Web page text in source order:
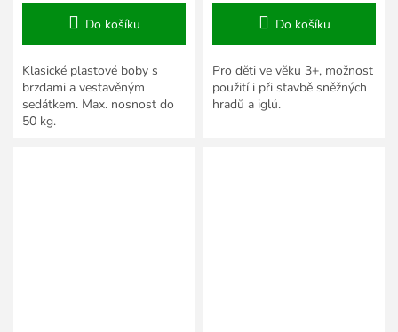
Do košíku
Klasické plastové boby s
brzdami a vestavěným
sedátkem. Max. nosnost do
50 kg.
Do košíku
Pro děti ve věku 3+, možnost
použití i při stavbě sněžných
hradů a iglú.